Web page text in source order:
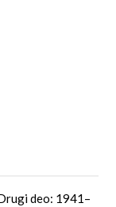
deo: 1941–